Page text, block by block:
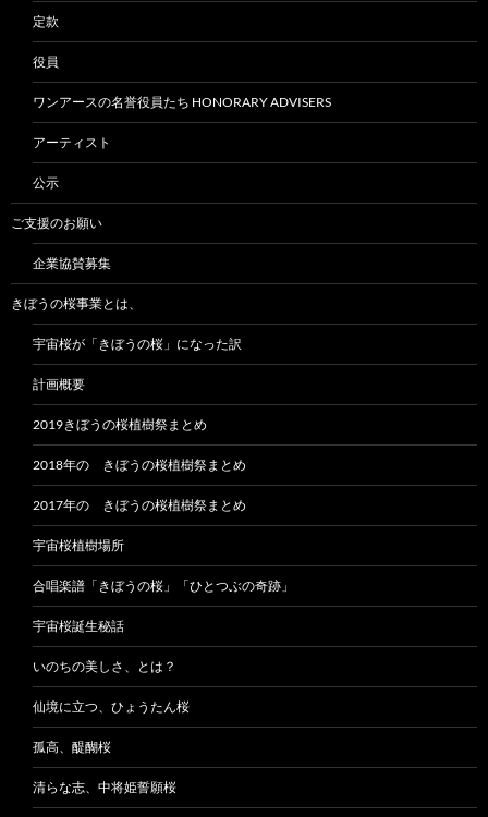
定款
役員
ワンアースの名誉役員たち HONORARY ADVISERS
アーティスト
公示
ご支援のお願い
企業協賛募集
きぼうの桜事業とは、
宇宙桜が「きぼうの桜」になった訳
計画概要
2019きぼうの桜植樹祭まとめ
2018年の きぼうの桜植樹祭まとめ
2017年の きぼうの桜植樹祭まとめ
宇宙桜植樹場所
合唱楽譜「きぼうの桜」「ひとつぶの奇跡」
宇宙桜誕生秘話
いのちの美しさ、とは？
仙境に立つ、ひょうたん桜
孤高、醍醐桜
清らな志、中将姫誓願桜